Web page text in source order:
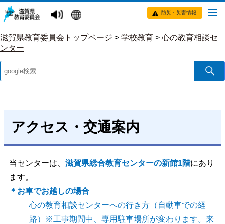
防災・災害情報
滋賀県教育委員会トップページ > 学校教育 > 心の教育相談セ
ンター
アクセス・交通案内
当センターは、 滋賀県総合教育センターの新館1階にあり
ます。
＊お車でお越しの場合
心の教育相談センターへの行き方（自動車での経
路）※工事期間中、専用駐車場所が変わります。来